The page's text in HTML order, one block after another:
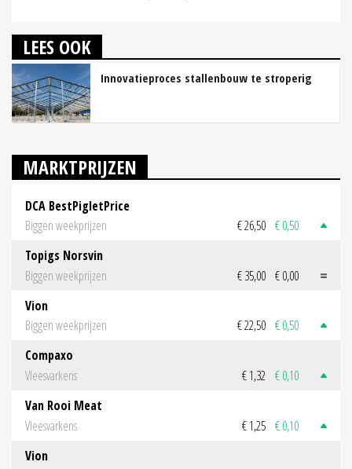
LEES OOK
Innovatieproces stallenbouw te stroperig
MARKTPRIJZEN
DCA BestPigletPrice
Biggen weekprijzen
€ 26,50 € 0,50
Topigs Norsvin
Biggen weekprijzen
€ 35,00 € 0,00
Vion
Biggen weekprijzen
€ 22,50 € 0,50
Compaxo
Vleesvarkens
€ 1,32 € 0,10
Van Rooi Meat
Vleesvarkens
€ 1,25 € 0,10
Vion